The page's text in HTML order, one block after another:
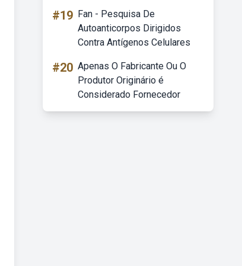
#19 Fan - Pesquisa De
Autoanticorpos Dirigidos
Contra Antígenos Celulares
#20 Apenas O Fabricante Ou O
Produtor Originário é
Considerado Fornecedor